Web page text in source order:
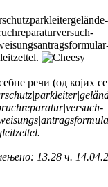
речи (од којих
13.28 ч.